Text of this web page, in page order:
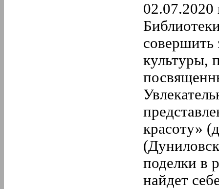
02.07.2020
совершить
культуры,
красоту»
поделки в
найдет